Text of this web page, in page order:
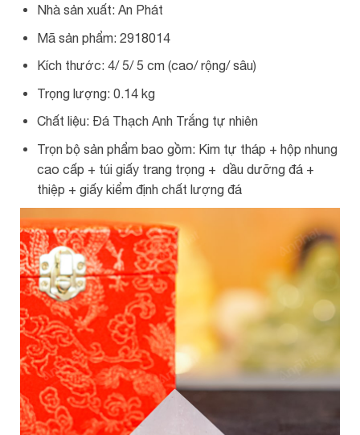
Nhà sản xuất: An Phát
Mã sản phẩm: 2918014
Kích thước: 4/ 5/ 5 cm (cao/ rộng/ sâu)
Trọng lượng: 0.14 kg
Chất liệu: Đá Thạch Anh Trắng tự nhiên
Trọn bộ sản phẩm bao gồm: Kim tự tháp + hộp nhung
cao cấp + túi giấy trang trọng + dầu dưỡng đá +
thiệp + giấy kiểm định chất lượng đá